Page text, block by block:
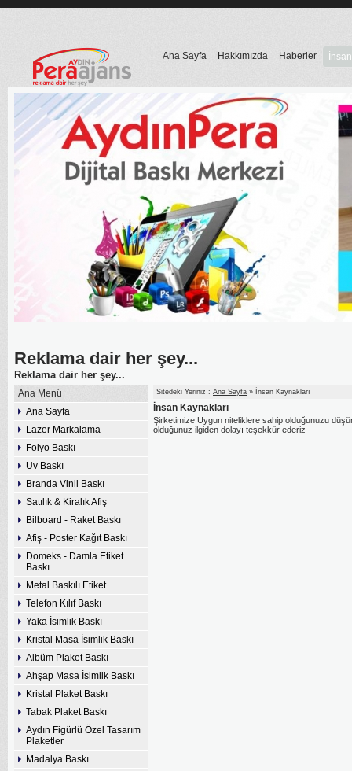
Ana Sayfa Hakkımızda Haberler
Reklama dair her şey...
Reklama dair her şey...
Ana Menü
Ana Sayfa
Lazer Markalama
Folyo Baskı
Uv Baskı
Branda Vinil Baskı
Satılık & Kiralık Afiş
Bilboard - Raket Baskı
Afiş - Poster Kağıt Baskı
Domeks - Damla Etiket
Baskı
Metal Baskılı Etiket
Telefon Kılıf Baskı
Yaka İsimlik Baskı
Kristal Masa İsimlik Baskı
Albüm Plaket Baskı
Ahşap Masa İsimlik Baskı
Kristal Plaket Baskı
Tabak Plaket Baskı
Aydın Figürlü Özel Tasarım
Plaketler
Madalya Baskı
Sitedeki Yeriniz : Ana Sayfa » İnsan Kaynakları
İnsan Kaynakları
Şirketimize Uygun niteliklere sahip olduğunuzu
olduğunuz ilgiden dolayı teşekkür ederiz